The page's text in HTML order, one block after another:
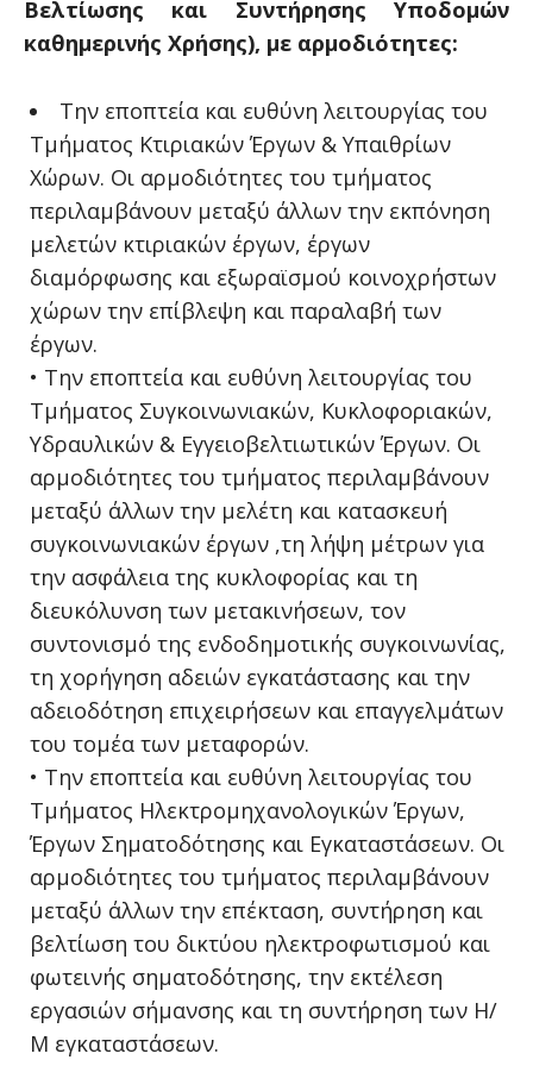
Βελτίωσης και Συντήρησης Υποδομών
καθημερινής Χρήσης), με αρμοδιότητες:
Την εποπτεία και ευθύνη λειτουργίας του
Τμήματος Κτιριακών Έργων & Υπαιθρίων
Χώρων. Οι αρμοδιότητες του τμήματος
περιλαμβάνουν μεταξύ άλλων την εκπόνηση
μελετών κτιριακών έργων, έργων
διαμόρφωσης και εξωραϊσμού κοινοχρήστων
χώρων την επίβλεψη και παραλαβή των
έργων.
• Την εποπτεία και ευθύνη λειτουργίας του
Τμήματος Συγκοινωνιακών, Κυκλοφοριακών,
Υδραυλικών & Εγγειοβελτιωτικών Έργων. Οι
αρμοδιότητες του τμήματος περιλαμβάνουν
μεταξύ άλλων την μελέτη και κατασκευή
συγκοινωνιακών έργων ,τη λήψη μέτρων για
την ασφάλεια της κυκλοφορίας και τη
διευκόλυνση των μετακινήσεων, τον
συντονισμό της ενδοδημοτικής συγκοινωνίας,
τη χορήγηση αδειών εγκατάστασης και την
αδειοδότηση επιχειρήσεων και επαγγελμάτων
του τομέα των μεταφορών.
• Την εποπτεία και ευθύνη λειτουργίας του
Τμήματος Ηλεκτρομηχανολογικών Έργων,
Έργων Σηματοδότησης και Εγκαταστάσεων. Οι
αρμοδιότητες του τμήματος περιλαμβάνουν
μεταξύ άλλων την επέκταση, συντήρηση και
βελτίωση του δικτύου ηλεκτροφωτισμού και
φωτεινής σηματοδότησης, την εκτέλεση
εργασιών σήμανσης και τη συντήρηση των Η/
Μ εγκαταστάσεων.